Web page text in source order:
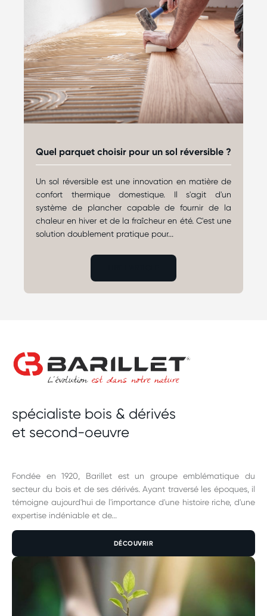
Quel parquet choisir pour un sol réversible ?
Un sol réversible est une innovation en matière de
confort thermique domestique. Il s'agit d'un
système de plancher capable de fournir de la
chaleur en hiver et de la fraîcheur en été. C'est une
solution doublement pratique pour...
spécialiste bois & dérivés
et second-oeuvre
Fondée en 1920, Barillet est un groupe emblématique du
secteur du bois et de ses dérivés. Ayant traversé les époques, il
témoigne aujourd'hui de l'importance d'une histoire riche, d'une
expertise indéniable et de...
DÉCOUVRIR